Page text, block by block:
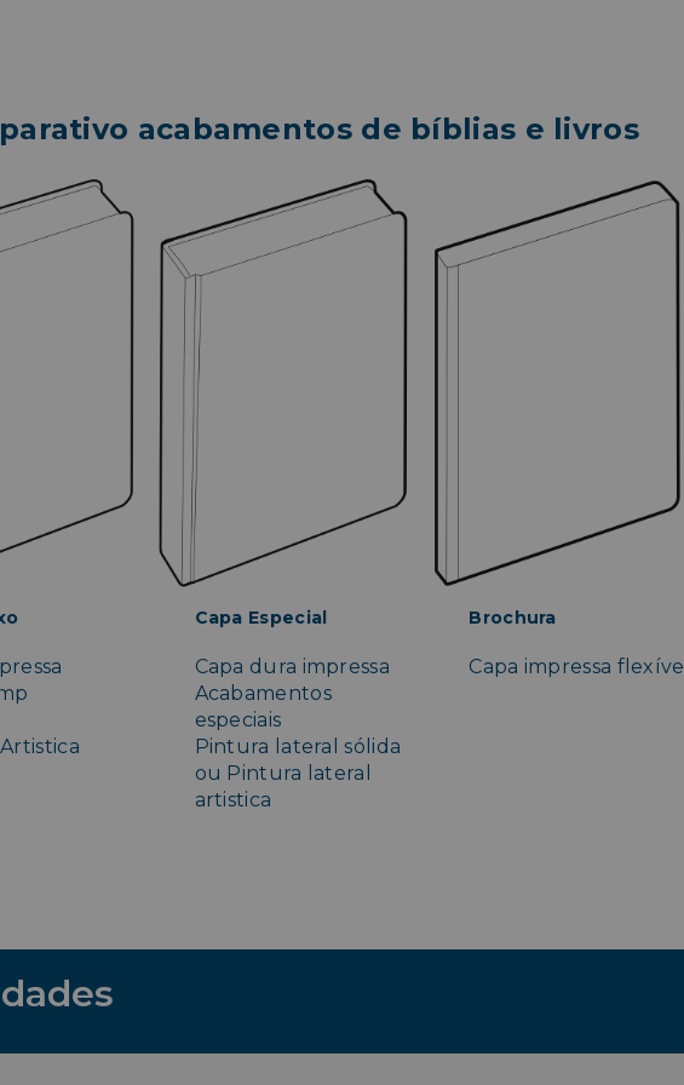
acabamentos de bíblias e livros
Capa Especial
Capa dura impressa
Acabamentos
especiais
Pintura lateral sólida
ou Pintura lateral
artistica
Brochura
Capa impressa flexível